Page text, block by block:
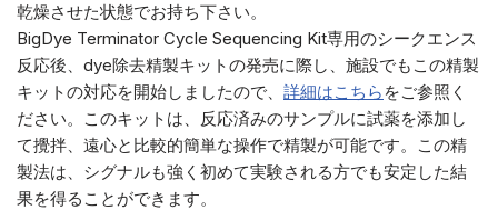
乾燥させた状態でお持ち下さい。
BigDye Terminator Cycle Sequencing Kit専用のシークエンス
反応後、dye除去精製キットの発売に際し、施設でもこの精製
キットの対応を開始しましたので、 詳細はこちら をご参照く
ださい。このキットは、反応済みのサンプルに試薬を添加し
て攪拌、遠心と比較的簡単な操作で精製が可能です。この精
製法は、シグナルも強く初めて実験される方でも安定した結
果を得ることができます。